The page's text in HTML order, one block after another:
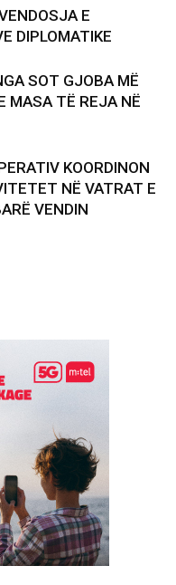
E
DIPLOMATIKE
SOT GJOBA MË
MASA TË REJA NË
KOORDINON
NË VATRAT E
VENDIN